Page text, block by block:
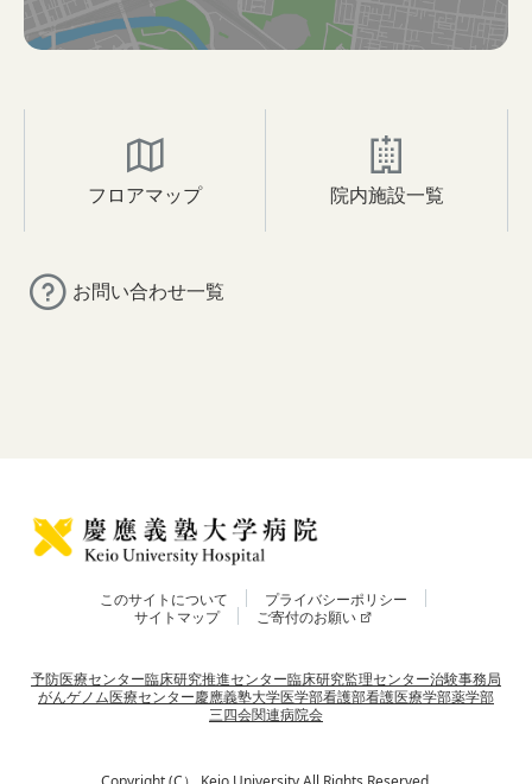
フロアマップ 院内施設一覧
お問い合わせ一覧
このサイトについて
プライバシーポリシー
サイトマップ
ご寄付のお願い
予防医療センター臨床研究推進センター臨床研究監理センター治験事務局
がんゲノム医療センター慶應義塾大学医学部看護部看護医療学部薬学部
三四会関連病院会